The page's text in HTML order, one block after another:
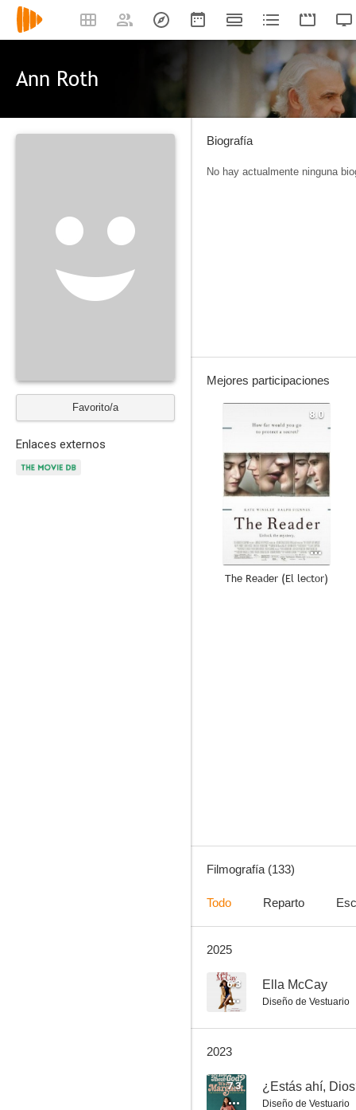
Ann Roth
Favorito/a
Enlaces externos
Biografía
No hay actualmente ninguna
Mejores participaciones
8.0
The Reader (El lector)
7.3
Filmografía (133)
Todo Reparto
2025
6.3 Ella McCay
Diseño de Vestuario
2023
7.3 ¿Estás ahí,
Diseño de Vestuario